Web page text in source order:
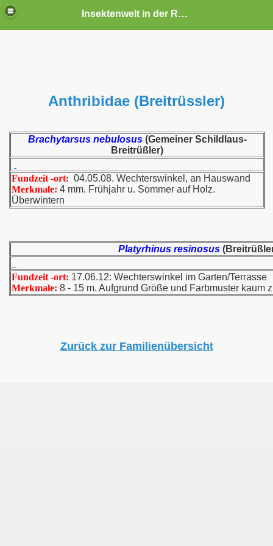
Insektenwelt in der Rhön und Umgebung
Anthribidae (Breitrüssler)
Brachytarsus nebulosus (Gemeiner Schildlaus-
Breitrüßler)
Fundzeit -ort: 04.05.08. Wechterswinkel, an Hauswand
Merkmale: 4 mm. Frühjahr u. Sommer auf Holz.
Überwintern
Platyrhinus resinosus
Fundzeit -ort: 17.06.12: Wechterswinkel im Garten/Terrasse
Merkmale: 8 - 15 m. Aufgrund Größe und Farbmuster kaum
Zurück zur Familienübersicht